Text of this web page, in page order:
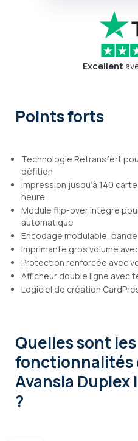
Excellent
Points forts
Technologie Retransfert
défition
Impression jusqu’à 140
heure
Module flip-over intégré
automatique
Encodage modulable,
Imprimante gros volume
Protection renforcée avec
Afficheur double ligne avec
Logiciel de création
Quelles sont les
fonctionnalités
Avansia Duplex
?